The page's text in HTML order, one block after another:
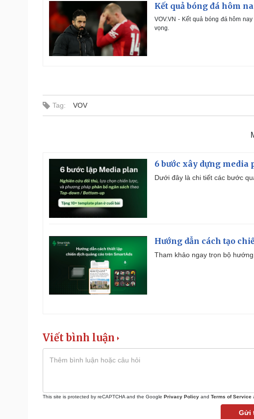
Kết quả bóng đá hôm
VOV.VN - Kết quả bóng đá hôm
vọng.
Tag: VOV
6 bước xây dựng
Dưới đây là chi tiết các bước
Hướng dẫn cách tạo
Tham khảo ngay trọn bộ
Viết bình luận
This site is protected by reCAPTCHA and the Google Privacy Policy and Terms of Service
Gửi